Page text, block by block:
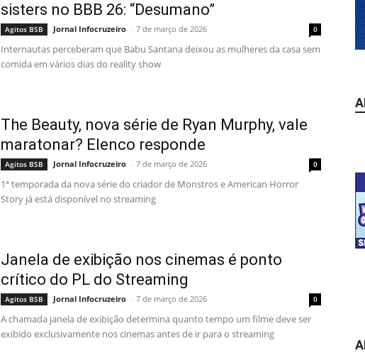
sisters no BBB 26: “Desumano”
Agitos BSB Jornal Infocruzeiro - 7 de março de 2026 0
Internautas perceberam que Babu Santana deixou as mulheres da casa sem
comida em vários dias do reality show
The Beauty, nova série de Ryan Murphy, vale
maratonar? Elenco responde
Agitos BSB Jornal Infocruzeiro - 7 de março de 2026 0
1ª temporada da nova série do criador de Monstros e American Horror
Story já está disponível no streaming
Janela de exibição nos cinemas é ponto
crítico do PL do Streaming
Agitos BSB Jornal Infocruzeiro - 7 de março de 2026 0
A chamada janela de exibição determina quanto tempo um filme deve ser
exibido exclusivamente nos cinemas antes de ir para o streaming